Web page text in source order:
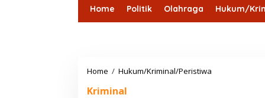
Home Politik Olahraga Hukum/
Home / Hukum/Kriminal/Peristiwa
Kriminal